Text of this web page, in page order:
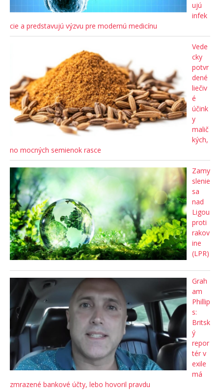
ujú
infek
cie a predstavujú výzvu pre modernú medicínu
Vede
cky
potvr
dené
liečiv
é
účink
y
malič
kých,
no mocných semienok rasce
Zamy
slenie
sa
nad
Ligou
proti
rakov
ine
(LPR)
Grah
am
Phillip
s:
Britsk
ý
repor
tér v
exile
má
zmrazené bankové účty, lebo hovoril pravdu